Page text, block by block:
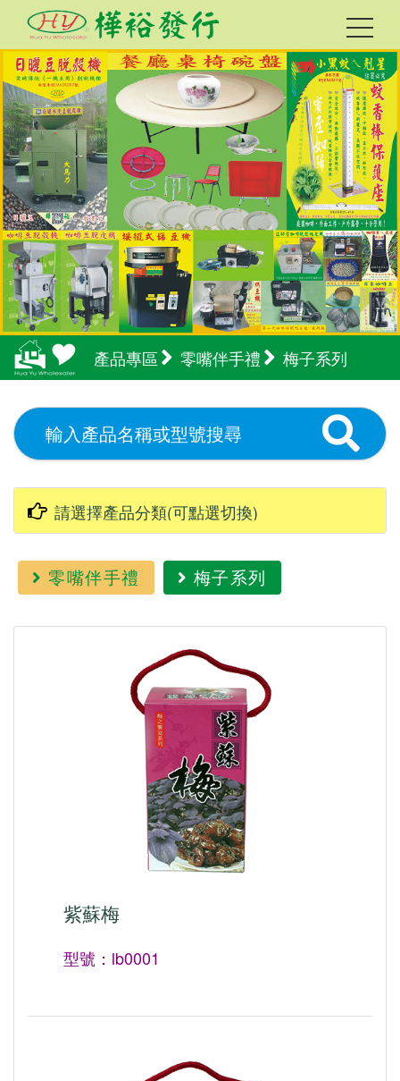
產品專區 零嘴伴手禮 梅子系列
零嘴伴手禮 梅子系列
紫蘇梅
型號：lb0001